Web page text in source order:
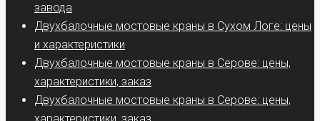
завода
Двухбалочные мостовые краны в Сухом Логе: цены
и характеристики
Двухбалочные мостовые краны в Серове: цены,
характеристики, заказ
Двухбалочные мостовые краны в Серове: цены,